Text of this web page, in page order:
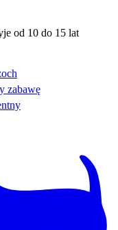
od 10 do 15 lat
zabawę